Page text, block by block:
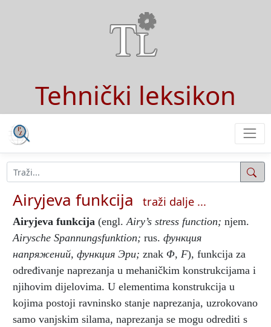
Tehnički leksikon
Airyjeva funkcija traži dalje ...
Airyjeva funkcija (engl.Airy’s stress function; njem.
Airysche Spannungsfunktion; rus. функция
напряжений, функция Эри; znak Φ, F), funkcija za
određivanje naprezanja u mehaničkim konstrukcijama i
njihovim dijelovima. U elementima konstrukcija u
kojima postoji ravninsko stanje naprezanja, uzrokovano
samo vanjskim silama, naprezanja se mogu odrediti s